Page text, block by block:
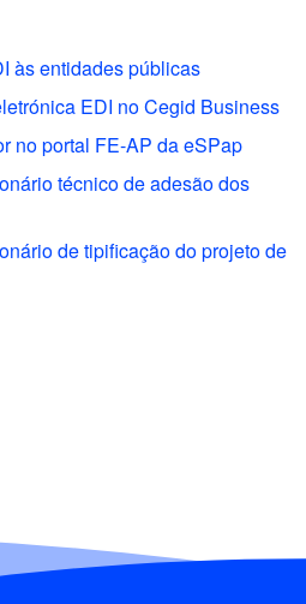
às entidades públicas
EDI no Cegid Business
no portal FE-AP da eSPap
técnico de adesão dos
de tipificação do projeto de